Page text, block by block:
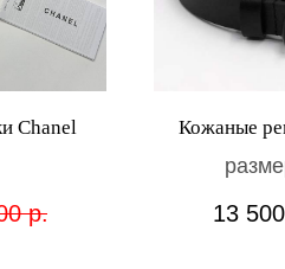
Chanel
р.
Кожаные
13 500